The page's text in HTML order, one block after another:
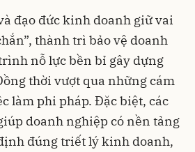
đạo đức kinh doanh giữ vai
thành trì bảo vệ doanh
nỗ lực bền bỉ gây dựng
thời vượt qua những cám
làm phi pháp. Đặc biệt, các
doanh nghiệp có nền tảng
đúng triết lý kinh doanh,